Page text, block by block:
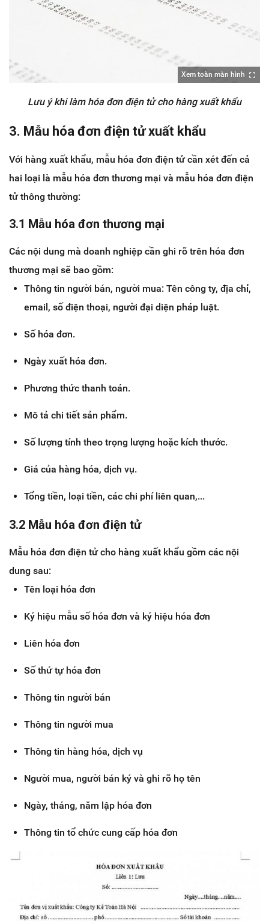
Xem toàn màn hình
Lưu ý khi làm hóa đơn điện tử cho hàng xuất khẩu
3. Mẫu hóa đơn điện tử xuất khẩu
Với hàng xuất khẩu, mẫu hóa đơn điện tử cần xét đến cả
hai loại là mẫu hóa đơn thương mại và mẫu hóa đơn điện
tử thông thường:
3.1 Mẫu hóa đơn thương mại
Các nội dung mà doanh nghiệp cần ghi rõ trên hóa đơn
thương mại sẽ bao gồm:
Thông tin người bán, người mua: Tên công ty, địa chỉ,
email, số điện thoại, người đại diện pháp luật.
Số hóa đơn.
Ngày xuất hóa đơn.
Phương thức thanh toán.
Mô tả chi tiết sản phẩm.
Số lượng tính theo trọng lượng hoặc kích thước.
Giá của hàng hóa, dịch vụ.
Tổng tiền, loại tiền, các chi phí liên quan,...
3.2 Mẫu hóa đơn điện tử
Mẫu hóa đơn điện tử cho hàng xuất khẩu gồm các nội
dung sau:
Tên loại hóa đơn
Ký hiệu mẫu số hóa đơn và ký hiệu hóa đơn
Liên hóa đơn
Số thứ tự hóa đơn
Thông tin người bán
Thông tin người mua
Thông tin hàng hóa, dịch vụ
Người mua, người bán ký và ghi rõ họ tên
Ngày, tháng, năm lập hóa đơn
Thông tin tổ chức cung cấp hóa đơn